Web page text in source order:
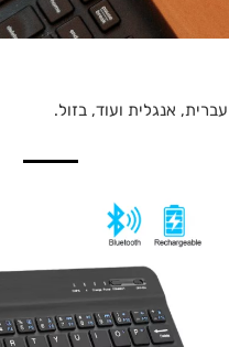
אנגלית ועוד, בזול.